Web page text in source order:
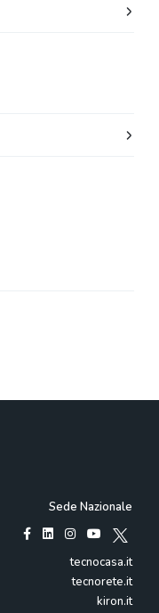
Sede Nazionale
tecnocasa.it
tecnorete.it
kiron.it